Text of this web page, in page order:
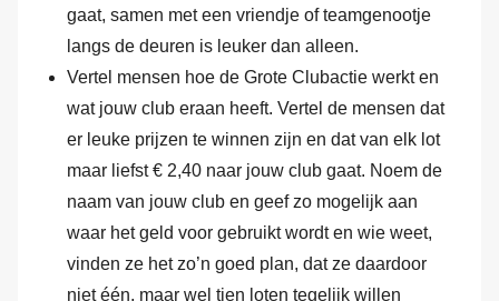
gaat, samen met een vriendje of teamgenootje
langs de deuren is leuker dan alleen.
Vertel mensen hoe de Grote Clubactie werkt en
wat jouw club eraan heeft. Vertel de mensen dat
er leuke prijzen te winnen zijn en dat van elk lot
maar liefst € 2,40 naar jouw club gaat. Noem de
naam van jouw club en geef zo mogelijk aan
waar het geld voor gebruikt wordt en wie weet,
vinden ze het zo’n goed plan, dat ze daardoor
niet één, maar wel tien loten tegelijk willen